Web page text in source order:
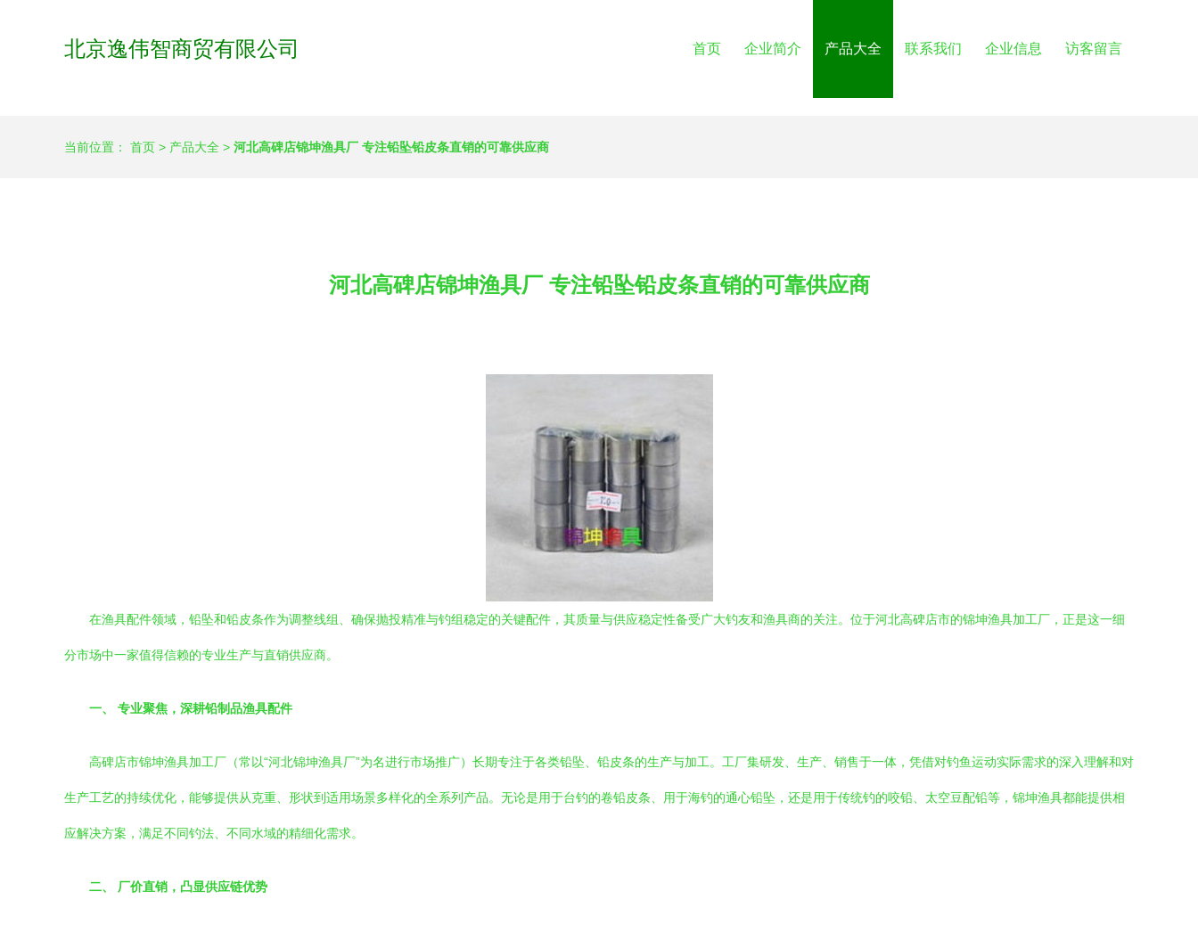
北京逸伟智商贸有限公司 首页 企业简介 产品大全 联系我们 企业信息 访客留言
当前位置： 首页 > 产品大全 > 河北高碑店锦坤渔具厂 专注铅坠铅皮条直销的可靠供应商
河北高碑店锦坤渔具厂 专注铅坠铅皮条直销的可靠供应商
在渔具配件领域，铅坠和铅皮条作为调整线组、确保抛投精准与钓组稳定的关键配件，其质量与供应稳定性备受广大钓友和渔具商的关注。位于河北高碑店市的锦坤渔具加工厂，正是这一细
分市场中一家值得信赖的专业生产与直销供应商。
一、 专业聚焦，深耕铅制品渔具配件
高碑店市锦坤渔具加工厂（常以“河北锦坤渔具厂”为名进行市场推广）长期专注于各类铅坠、铅皮条的生产与加工。工厂集研发、生产、销售于一体，凭借对钓鱼运动实际需求的深入理解和对
生产工艺的持续优化，能够提供从克重、形状到适用场景多样化的全系列产品。无论是用于台钓的卷铅皮条、用于海钓的通心铅坠，还是用于传统钓的咬铅、太空豆配铅等，锦坤渔具都能提供相
应解决方案，满足不同钓法、不同水域的精细化需求。
二、 厂价直销，凸显供应链优势